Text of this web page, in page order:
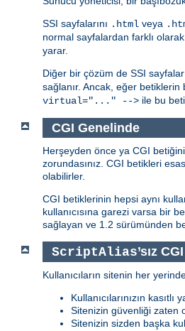
SSI sayfalarını .html veya
normal sayfalardan farklı olarak
yarar.
Diğer bir çözüm de SSI
sağlanır. Ancak, eğer
virtual="..." --> ile bu
CGI Genelinde
Herşeyden önce ya CGI
zorundasınız. CGI betikleri
olabilirler.
CGI betiklerinin hepsi aynı
kullanıcısına garezi varsa bir
sağlayan ve 1.2 sürümünden
ScriptAlias’sız CGI
Kullanıcıların sitenin her
Kullanıcılarınızın
Sitenizin güvenliği zaten
Sitenizin sizden başka